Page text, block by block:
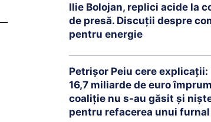
Ilie Bolojan, replici acide la
de presă. Discuții despre
pentru energie
Petrişor Peiu cere explicații:
16,7 miliarde de euro
coaliţie nu s-au găsit şi
pentru refacerea unui furnal